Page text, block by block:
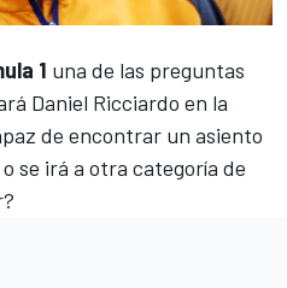
1 una de las preguntas
Daniel Ricciardo en la
de encontrar un asiento
se irá a otra categoría de
?